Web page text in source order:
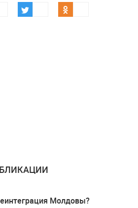
Молдовы?